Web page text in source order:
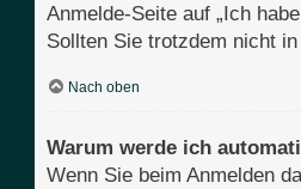
Anmelde-Seite auf „Ich
Sollten Sie trotzdem nicht
Nach oben
Warum werde ich
Wenn Sie beim Anmelden